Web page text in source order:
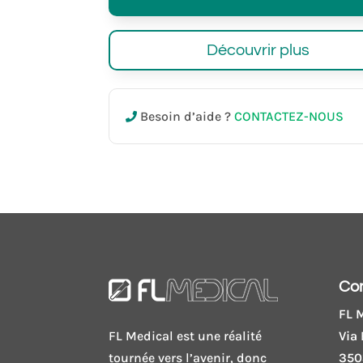
Découvrir plus
Besoin d’aide ?CONTACTEZ-NOUS
FL Medical est une réalité
tournée vers l’avenir, donc
FL
Via